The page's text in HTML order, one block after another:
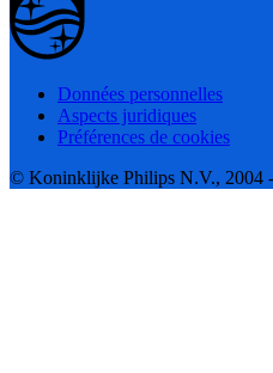
Données personnelles
Aspects juridiques
Préférences de cookies
© Koninklijke Philips N.V., 2004 -